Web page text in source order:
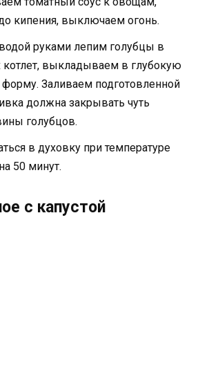
кипения, выключаем огонь.
руками лепим голубцы в
выкладываем в глубокую
Заливаем подготовленной
должна закрывать чуть
голубцов.
в духовку при температуре
50 минут.
с капустой